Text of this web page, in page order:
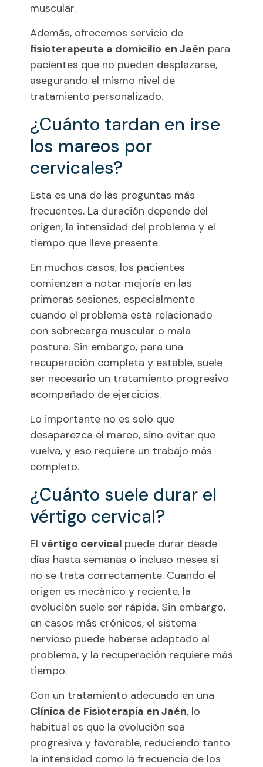
muscular.
Además, ofrecemos servicio de
fisioterapeuta a domicilio en Jaén para
pacientes que no pueden desplazarse,
asegurando el mismo nivel de
tratamiento personalizado.
¿Cuánto tardan en irse
los mareos por
cervicales?
Esta es una de las preguntas más
frecuentes. La duración depende del
origen, la intensidad del problema y el
tiempo que lleve presente.
En muchos casos, los pacientes
comienzan a notar mejoría en las
primeras sesiones, especialmente
cuando el problema está relacionado
con sobrecarga muscular o mala
postura. Sin embargo, para una
recuperación completa y estable, suele
ser necesario un tratamiento progresivo
acompañado de ejercicios.
Lo importante no es solo que
desaparezca el mareo, sino evitar que
vuelva, y eso requiere un trabajo más
completo.
¿Cuánto suele durar el
vértigo cervical?
El vértigo cervical puede durar desde
días hasta semanas o incluso meses si
no se trata correctamente. Cuando el
origen es mecánico y reciente, la
evolución suele ser rápida. Sin embargo,
en casos más crónicos, el sistema
nervioso puede haberse adaptado al
problema, y la recuperación requiere más
tiempo.
Con un tratamiento adecuado en una
Clínica de Fisioterapia en Jaén, lo
habitual es que la evolución sea
progresiva y favorable, reduciendo tanto
la intensidad como la frecuencia de los